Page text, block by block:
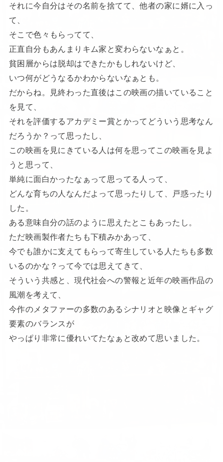
それに今自分はその名前を捨てて、他者の家に婿に入っ
て、
そこで色々もらってて、
正直自分もあんまりキム家と変わらないなぁと。
貧困層からは脱却はできたかもしれないけど、
いつ何がどうなるかわからないなぁとも。
だからね。見終わった直後はこの映画の描いていること
を見て、
それを評価するアカデミー賞とかってどういう思考なん
だろうか？って思ったし、
この映画を見にきている人は何を思ってこの映画を見よ
うと思って、
単純に面白かったなぁって思ってる人って、
どんな育ちの人なんだよって思ったりして、戸惑ったり
した。
ある意味自分の話のように思えたとこもあったし。
ただ映画製作者たちも下積みかあって、
今でも誰かに支えてもらって寄生している人たちも多数
いるのかな？って今では思えてきて、
そういう共感と、現代社会への警報と近年の映画作品の
風潮を考えて、
今作のメタファーの多数のあるシナリオと映像とギャグ
要素のバランスが
やっぱり非常に優れいてたなぁと改めて思いました。